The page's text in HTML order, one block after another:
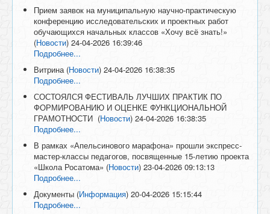
Прием заявок на муниципальную научно-практическую
конференцию исследовательских и проектных работ
обучающихся начальных классов «Хочу всё знать!»
(Новости) 24-04-2026 16:39:46
Подробнее...
Витрина (Новости) 24-04-2026 16:38:35
Подробнее...
СОСТОЯЛСЯ ФЕСТИВАЛЬ ЛУЧШИХ ПРАКТИК ПО
ФОРМИРОВАНИЮ И ОЦЕНКЕ ФУНКЦИОНАЛЬНОЙ
ГРАМОТНОСТИ (Новости) 24-04-2026 16:38:35
Подробнее...
В рамках «Апельсинового марафона» прошли экспресс-
мастер-классы педагогов, посвященные 15-летию проекта
«Школа Росатома» (Новости) 23-04-2026 09:13:13
Подробнее...
Документы (Информация) 20-04-2026 15:15:44
Подробнее...